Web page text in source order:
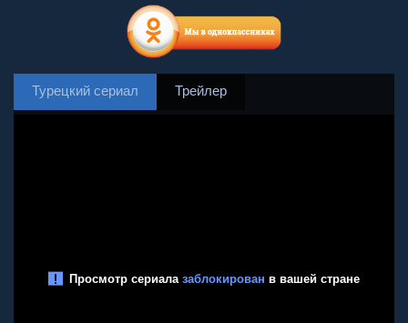
Турецкий сериал Трейлер